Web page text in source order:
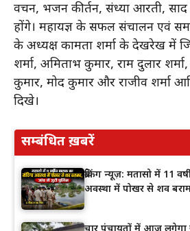
प्रवचन, भजन कीर्तन, संध्या आरती,
होंगे। महायज्ञ के सफल संचालन एवं
के अध्यक्ष कामता शर्मा के देखरेख में
शर्मा, अमिताभ कुमार, राम दुलार
कुमार, प्रमोद कुमार और राजीव शर्मा
दिखे।
सम्बंधित ख़बरें
ब्रेकिंग न्यूज़: मतासो में 11
अवस्था में पोखर से शव